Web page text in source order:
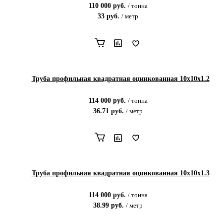
110 000руб. / тонна
33 руб. / метр
Труба профильная квадратная оцинкованная 10х10х1.2
114 000руб. / тонна
36.71 руб. / метр
Труба профильная квадратная оцинкованная 10х10х1.3
114 000руб. / тонна
38.99 руб. / метр